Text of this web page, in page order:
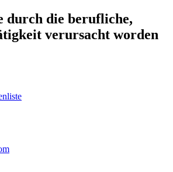
durch die berufliche,
verursacht worden